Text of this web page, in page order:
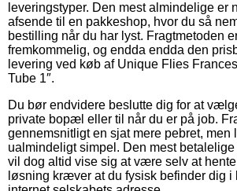
leveringstyper. Den mest almindelige er
afsende til en pakkeshop, hvor du så
bestilling når du har lyst. Fragtmetoden
fremkommelig, og endda endda den
levering ved køb af Unique Flies
Tube 1″.
Du bør endvidere beslutte dig for at
private bopæl eller til når du er på job.
gennemsnitligt en sjat mere pebret, men
ualmindeligt simpel. Den mest
vil dog altid vise sig at være selv at
løsning kræver at du fysisk befinder dig i